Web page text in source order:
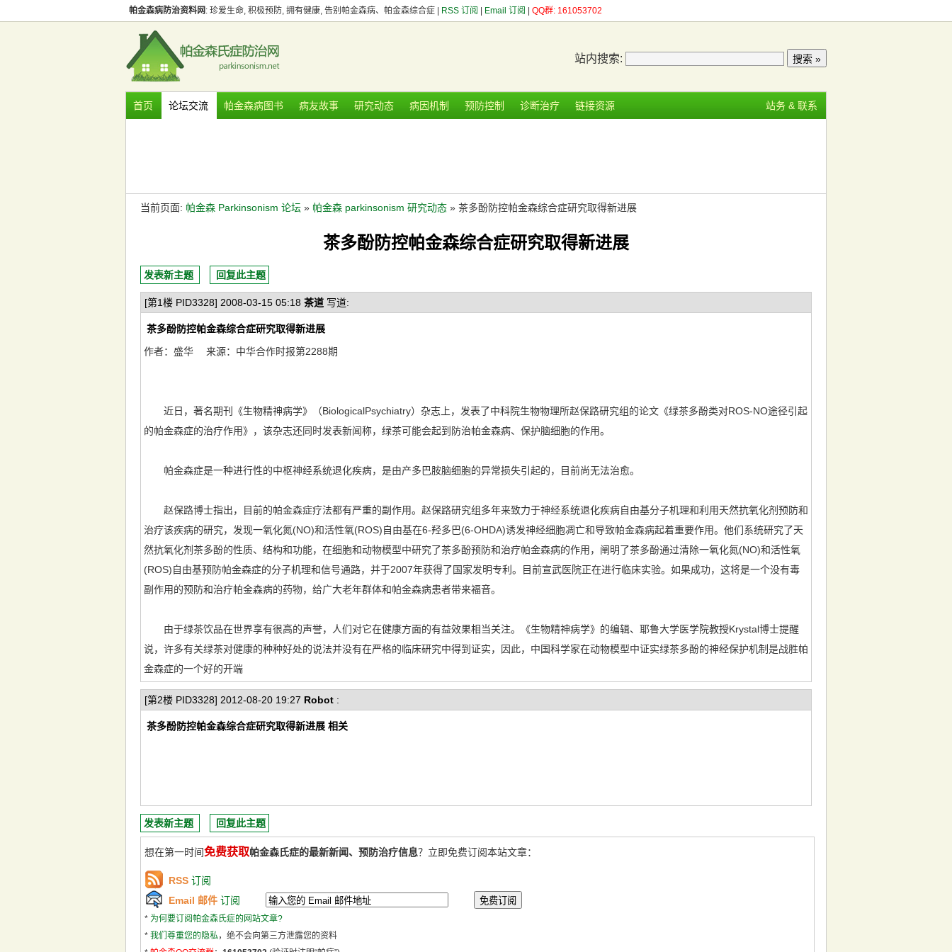
帕金森病防治资料网 : 珍爱生命, 积极预防, 拥有健康, 告别帕金森病、帕金森综合症 | RSS 订阅 Email 订阅 QQ群: 161053702
站内搜索:
首页 论坛交流 帕金森病图书 病友故事 研究动态 病因机制 预防控制 诊断治疗 链接资源 站务 & 联系
当前页面: 帕金森 Parkinsonism 论坛 » 帕金森 parkinsonism 研究动态 » 茶多酚防控帕金森综合症研究取得新进展
茶多酚防控帕金森综合症研究取得新进展
发表新主题 回复此主题
[第1楼 PID3328] 2008-03-15 05:18 茶道 写道:
茶多酚防控帕金森综合症研究取得新进展
作者：盛华 来源：中华合作时报第2288期
近日，著名期刊《生物精神病学》（BiologicalPsychiatry）杂志上，发表了中科院生物物理所赵保路研究组的论文《绿茶多酚类对ROS-NO途径引起
的帕金森症的治疗作用》，该杂志还同时发表新闻称，绿茶可能会起到防治帕金森病、保护脑细胞的作用。
帕金森症是一种进行性的中枢神经系统退化疾病，是由产多巴胺脑细胞的异常损失引起的，目前尚无法治愈。
赵保路博士指出，目前的帕金森症疗法都有严重的副作用。赵保路研究组多年来致力于神经系统退化疾病自由基分子机理和利用天然抗氧化剂预防和
治疗该疾病的研究，发现一氧化氮(NO)和活性氧(ROS)自由基在6-羟多巴(6-OHDA)诱发神经细胞凋亡和导致帕金森病起着重要作用。他们系统研究了天
然抗氧化剂茶多酚的性质、结构和功能，在细胞和动物模型中研究了茶多酚预防和治疗帕金森病的作用，阐明了茶多酚通过清除一氧化氮(NO)和活性氧
(ROS)自由基预防帕金森症的分子机理和信号通路，并于2007年获得了国家发明专利。目前宣武医院正在进行临床实验。如果成功，这将是一个没有毒
副作用的预防和治疗帕金森病的药物，给广大老年群体和帕金森病患者带来福音。
由于绿茶饮品在世界享有很高的声誉，人们对它在健康方面的有益效果相当关注。《生物精神病学》的编辑、耶鲁大学医学院教授Krystal博士提醒
说，许多有关绿茶对健康的种种好处的说法并没有在严格的临床研究中得到证实，因此，中国科学家在动物模型中证实绿茶多酚的神经保护机制是战胜帕
金森症的一个好的开端
[第2楼 PID3328] 2012-08-20 19:27 Robot :
茶多酚防控帕金森综合症研究取得新进展 相关
发表新主题 回复此主题
想在第一时间免费获取帕金森氏症的最新新闻、预防治疗信息？立即免费订阅本站文章：
RSS 订阅
Email 邮件 订阅
* 为何要订阅帕金森氏症的网站文章?
* 我们尊重您的隐私，绝不会向第三方泄露您的资料